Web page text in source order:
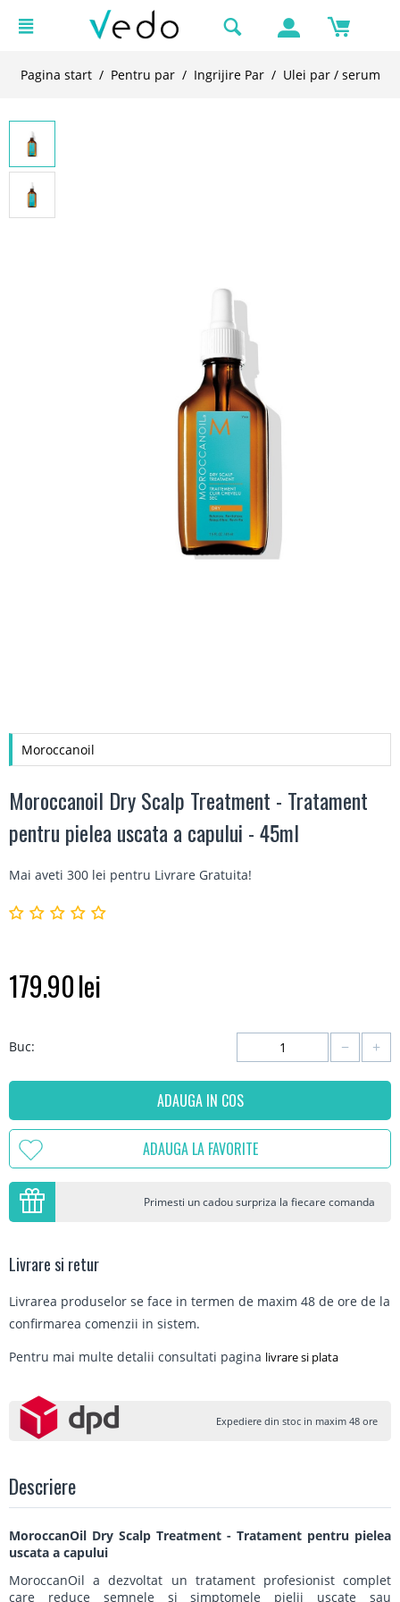
Pagina start / Pentru par / Ingrijire Par / Ulei par / serum
Moroccanoil
Moroccanoil Dry Scalp Treatment - Tratament
pentru pielea uscata a capului - 45ml
Mai aveti 300 lei pentru Livrare Gratuita!
179.90lei
Buc: +
−
ADAUGA IN COS
ADAUGA LA FAVORITE
Primesti un cadou surpriza la fiecare comanda
Livrare si retur
Livrarea produselor se face in termen de maxim 48 de ore de la
confirmarea comenzii in sistem.
Pentru mai multe detalii consultati pagina livrare si plata
Expediere din stoc in maxim 48 ore
Descriere
MoroccanOil Dry Scalp Treatment - Tratament pentru pielea
uscata a capului
MoroccanOil a dezvoltat un tratament profesionist complet
care reduce semnele si simptomele pielii uscate sau